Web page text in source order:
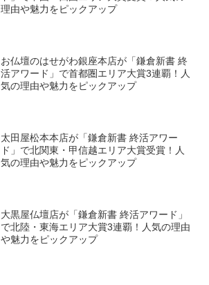
理由や魅力をピックアップ
お仏壇のはせがわ銀座本店が「鎌倉新書 終
活アワード」で首都圏エリア大賞3連覇！人
気の理由や魅力をピックアップ
太田屋松本本店が「鎌倉新書 終活アワー
ド」で北関東・甲信越エリア大賞受賞！人
気の理由や魅力をピックアップ
大黒屋仏壇店が「鎌倉新書 終活アワード」
で北陸・東海エリア大賞3連覇！人気の理由
や魅力をピックアップ